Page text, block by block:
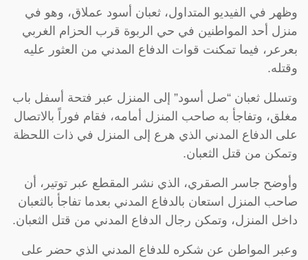
وظهر في الفيديو المتداول، ثعبان أسود عملاق، وهو في
منزل أحد المواطنين في حي الربوة قرب الحزام الغربي
بعرعر، فيما تمكنت قوات الدفاع المدني من العثور عليه
وقتله.
وتسلل ثعبان “صل أسود” إلى المنزل عبر فتحة أسفل باب
مغلق، وتفاجأ به صاحب المنزل أمامه، فقام فوراً بالاتصال
على الدفاع المدني الذي هرع إلى المنزل في ذات اللحظة
وتمكن من قتل الثعبان.
وأوضح جاسر الصقري، الذي نشر المقطع عبر توتير، أن
صاحب المنزل استعان بالدفاع المدني بعدما تفاجأ بالثعبان
داخل المنزل، وتمكن رجال الدفاع المدني من قتل الثعبان.
وعبر المواطن عن شكره للدفاع المدني الذي حضر على